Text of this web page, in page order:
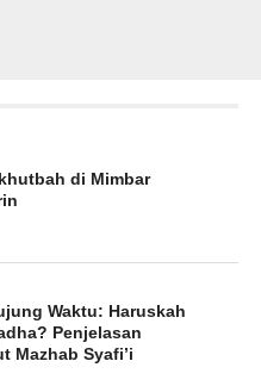
di Mimbar
Waktu: Haruskah
Penjelasan
Mazhab Syafi’i